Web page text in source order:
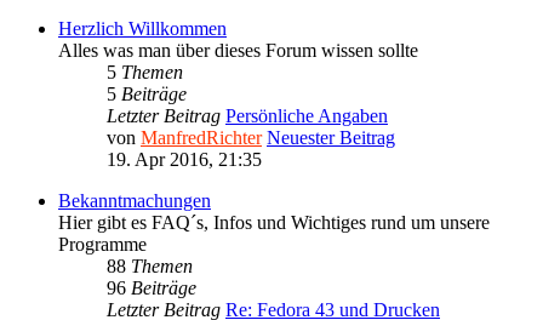
Herzlich Willkommen
Alles was man über dieses Forum wissen sollte
5 Themen
5 Beiträge
Letzter Beitrag Persönliche Angaben
von ManfredRichter Neuester Beitrag
19. Apr 2016, 21:35
Bekanntmachungen
Hier gibt es FAQ´s, Infos und Wichtiges rund um unsere
Programme
88 Themen
96 Beiträge
Letzter Beitrag Re: Fedora 43 und Drucken